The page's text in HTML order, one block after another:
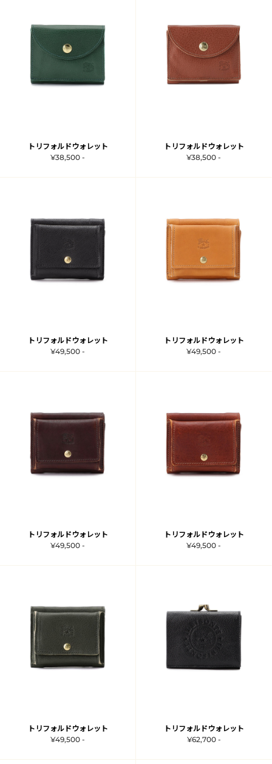
トリフォルドウォレット
¥38,500 -
トリフォルドウォレット
¥38,500 -
トリフォルドウォレット
¥49,500 -
トリフォルドウォレット
¥49,500 -
トリフォルドウォレット
¥49,500 -
トリフォルドウォレット
¥49,500 -
トリフォルドウォレット
¥49,500 -
トリフォルドウォレット
¥62,700 -